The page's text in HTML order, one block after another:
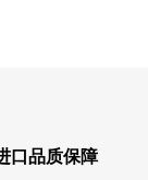
口品质保障